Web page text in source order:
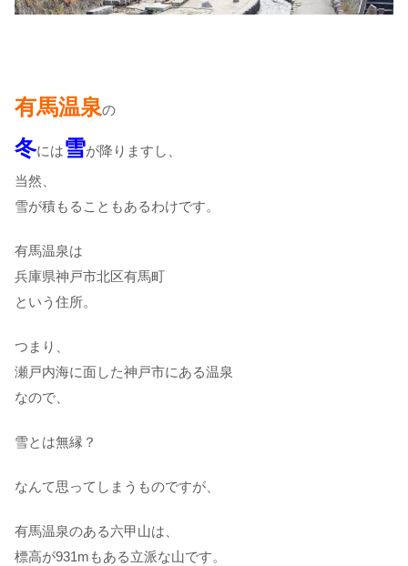
有馬温泉の
冬には雪が降りますし、
当然、
雪が積もることもあるわけです。
有馬温泉は
兵庫県神戸市北区有馬町
という住所。
つまり、
瀬戸内海に面した神戸市にある温泉
なので、
雪とは無縁？
なんて思ってしまうものですが、
有馬温泉のある六甲山は、
標高が931mもある立派な山です。